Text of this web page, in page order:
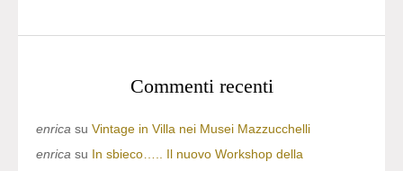
Commenti recenti
enrica su Vintage in Villa nei Musei Mazzucchelli
enrica su In sbieco….. Il nuovo Workshop della